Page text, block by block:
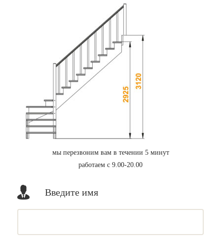
мы перезвоним вам в течении 5 минут
работаем с 9.00-20.00
Введите имя